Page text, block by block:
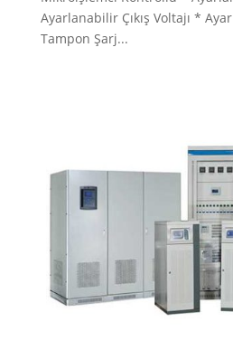
Ayarlanabilir Çıkış Voltajı *
Tampon Şarj...